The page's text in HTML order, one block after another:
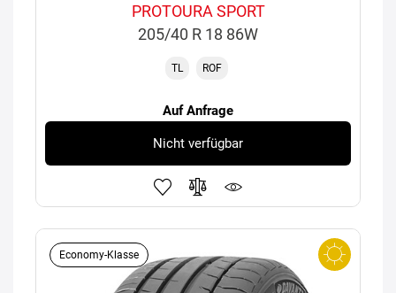
PROTOURA SPORT
205/40 R 18 86W
TL ROF
Auf Anfrage
Nicht verfügbar
Economy-Klasse